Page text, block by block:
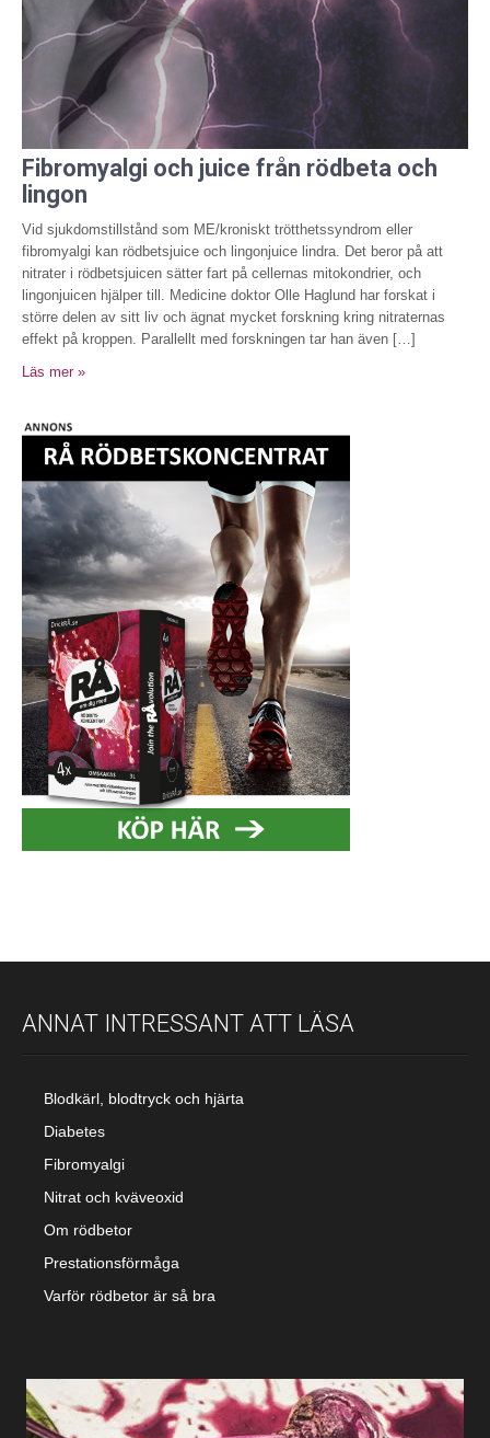
Fibromyalgi och juice från rödbeta och
lingon
Vid sjukdomstillstånd som ME/kroniskt trötthetssyndrom eller
fibromyalgi kan rödbetsjuice och lingonjuice lindra. Det beror på att
nitrater i rödbetsjuicen sätter fart på cellernas mitokondrier, och
lingonjuicen hjälper till. Medicine doktor Olle Haglund har forskat i
större delen av sitt liv och ägnat mycket forskning kring nitraternas
effekt på kroppen. Parallellt med forskningen tar han även […]
Läs mer »
ANNAT INTRESSANT ATT LÄSA
Blodkärl, blodtryck och hjärta
Diabetes
Fibromyalgi
Nitrat och kväveoxid
Om rödbetor
Prestationsförmåga
Varför rödbetor är så bra